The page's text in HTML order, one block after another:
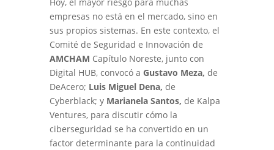
empresas no está en el mercado, sino en
sus propios sistemas. En este contexto, el
Comité de Seguridad e Innovación de
AMCHAM Capítulo Noreste, junto con
Digital HUB, convocó a Gustavo Meza, de
DeAcero; Luis Miguel Dena, de
Cyberblack; y Marianela Santos, de Kalpa
Ventures, para discutir cómo la
ciberseguridad se ha convertido en un
factor determinante para la continuidad